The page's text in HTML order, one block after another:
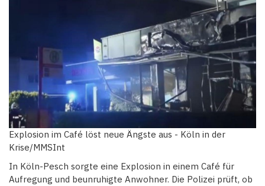
Explosion im Café löst neue Ängste aus - Köln in der
Krise/MMSInt
In Köln-Pesch sorgte eine Explosion in einem Café für
Aufregung und beunruhigte Anwohner. Die Polizei prüft, ob